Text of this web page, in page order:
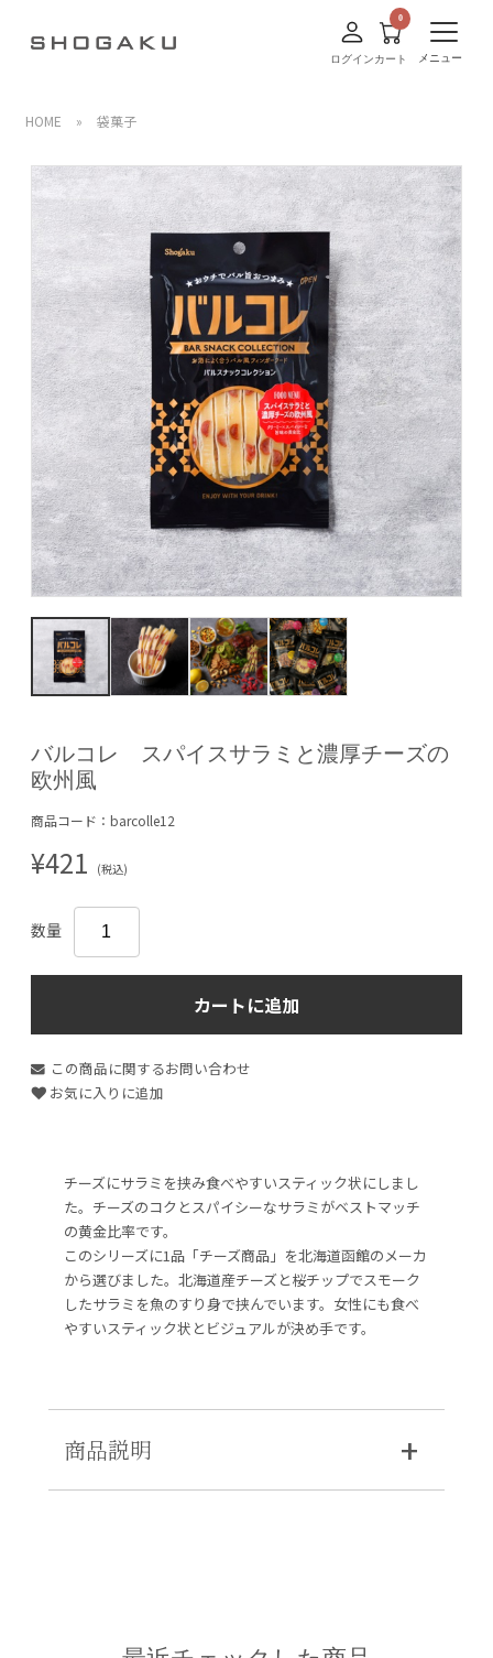
ログインカート メニュー
HOME » 袋菓子
バルコレ スパイスサラミと濃厚チーズの
欧州風
商品コード：barcolle12
¥421 (税込)
数量
カートに追加
この商品に関するお問い合わせ
お気に入りに追加
チーズにサラミを挟み食べやすいスティック状にしまし
た。チーズのコクとスパイシーなサラミがベストマッチ
の黄金比率です。
このシリーズに1品「チーズ商品」を北海道函館のメーカ
から選びました。北海道産チーズと桜チップでスモーク
したサラミを魚のすり身で挟んでいます。女性にも食べ
やすいスティック状とビジュアルが決め手です。
商品説明